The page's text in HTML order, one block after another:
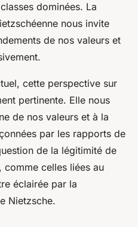
dominées. La
nous invite
de nos valeurs et
cette perspective sur
pertinente. Elle nous
de nos valeurs et à la
par les rapports de
de la légitimité de
comme celles liées au
éclairée par la
Nietzsche.